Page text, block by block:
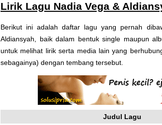
Lirik Lagu Nadia Vega &
Berikut ini adalah daftar lagu yang pernah
Aldiansyah, baik dalam bentuk single maupun
untuk melihat lirik serta media lain yang
sebagainya) dengan tembang tersebut.
Judul Lagu